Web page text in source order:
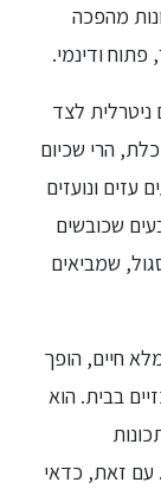
מהפכה
ודינמי.
ניטרלית לצד
הרי שכיום
עזים ונועזים
שכובשים
שמביאים
חיים, הופך
בבית. הוא
עם זאת, כדאי